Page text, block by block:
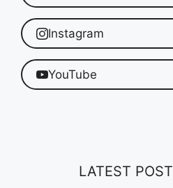
Instagram
YouTube
LATEST POST